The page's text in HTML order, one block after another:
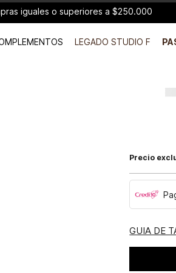
iguales o superiores a $250.000
LEGADO STUDIO F
Precio
GUIA DE